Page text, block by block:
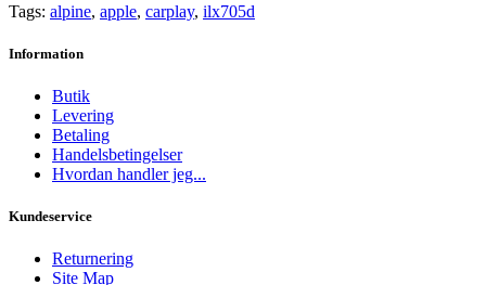
Tags: alpine, apple, carplay, ilx705d
Information
Butik
Levering
Betaling
Handelsbetingelser
Hvordan handler jeg...
Kundeservice
Returnering
Site Map